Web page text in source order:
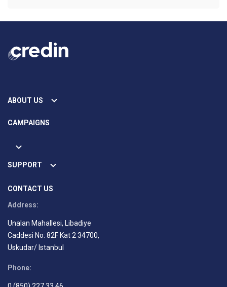
ABOUT US
CAMPAIGNS
SUPPORT
CONTACT US
Address:
Unalan Mahallesi, Libadiye
Caddesi No: 82F Kat 2 34700,
Uskudar/ Istanbul
Phone: